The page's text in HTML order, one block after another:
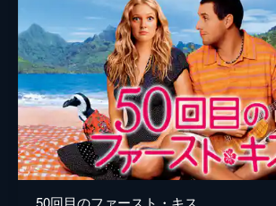
50回目のファースト・キス